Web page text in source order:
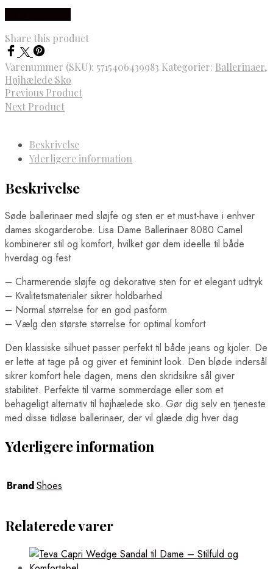
Share this product
Varenummer (SKU): 5715406439983 Kategorier: Ballerinaer,
Højhælede Sko
Previous Product
Next Product
Beskrivelse
Yderligere information
Beskrivelse
Søde ballerinaer med sløjfe og sten er et must-have i enhver
dames skogarderobe. Lisa Dame Ballerinaer 8080 Camel
kombinerer stil og komfort, hvilket gør dem ideelle til både
hverdag og fest
– Charmerende sløjfe og dekorative sten for et elegant udtryk
– Kvalitetsmaterialer sikrer holdbarhed
– Normal størrelse for en god pasform
– Vælg den største størrelse for optimal komfort
Den klassiske silhuet passer perfekt til både jeans og kjoler. De
er lette at tage på og giver et feminint look. Den bløde indersål
sikrer komfort hele dagen, mens den skridsikre sål giver
stabilitet. Perfekte til varme sommerdage eller som et
behageligt alternativ til højhælede sko. Gør dig selv en tjeneste
med disse tidløse ballerinaer, der vil glæde dig hver dag
Yderligere information
BrandShoes
Relaterede varer